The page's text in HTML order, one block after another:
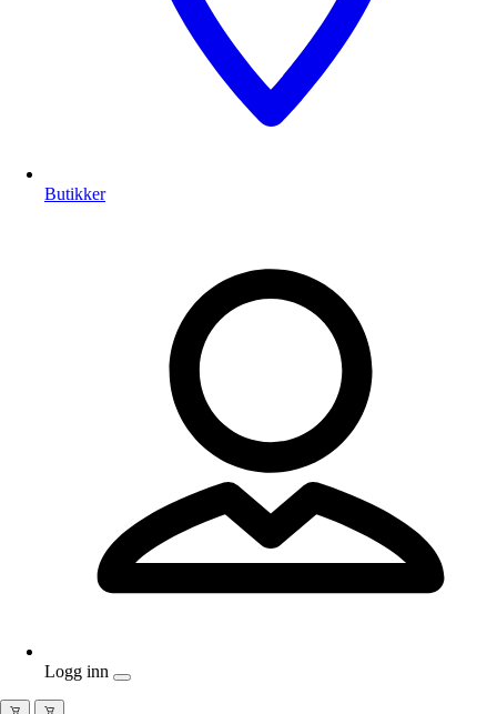
Butikker